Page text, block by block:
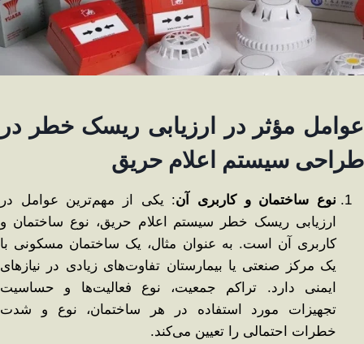
عوامل مؤثر در ارزیابی ریسک خطر در
طراحی سیستم اعلام حریق
نوع ساختمان و کاربری آن: یکی از مهم‌ترین عوامل در
ارزیابی ریسک خطر سیستم اعلام حریق، نوع ساختمان و
کاربری آن است. به‌ عنوان مثال، یک ساختمان مسکونی با
یک مرکز صنعتی یا بیمارستان تفاوت‌های زیادی در نیازهای
ایمنی دارد. تراکم جمعیت، نوع فعالیت‌ها و حساسیت
تجهیزات مورد استفاده در هر ساختمان، نوع و شدت
خطرات احتمالی را تعیین می‌کند.